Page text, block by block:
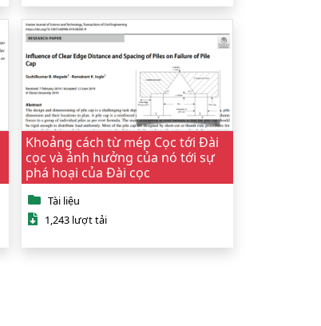
Khoảng cách từ mép Cọc tới Đài
cọc và ảnh hưởng của nó tới sự
phá hoại của Đài cọc
Tài liệu
1,243 lượt tải